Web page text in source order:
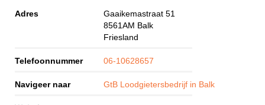
Adres
Gaaikemastraat 51
8561AM Balk
Friesland
Telefoonnummer 06-10628657
Navigeer naar GtB Loodgietersbedrijf in Balk